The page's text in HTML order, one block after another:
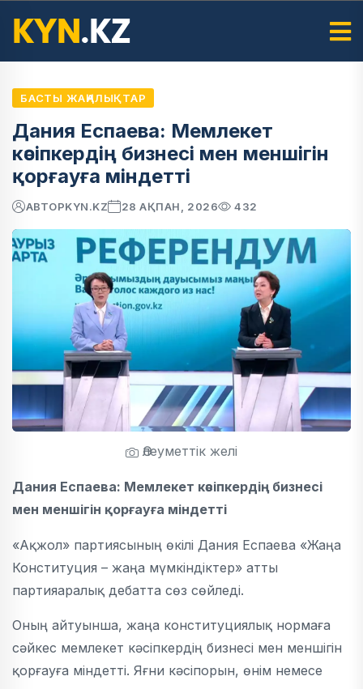
БАСТЫ ЖАҢАЛЫҚТАР
Дания Еспаева: Мемлекет
кәсіпкердің бизнесі мен меншігін
қорғауға міндетті
АВТОРKYN.KZ 28 АҚПАН, 2026 432
Әлеуметтік желі
Дания Еспаева: Мемлекет кәсіпкердің бизнесі
мен меншігін қорғауға міндетті
«Ақжол» партиясының өкілі Дания Еспаева «Жаңа
Конституция – жаңа мүмкіндіктер» атты
партияаралық дебатта сөз сөйледі.
Оның айтуынша, жаңа конституциялық нормаға
сәйкес мемлекет кәсіпкердің бизнесі мен меншігін
қорғауға міндетті. Яғни кәсіпорын, өнім немесе